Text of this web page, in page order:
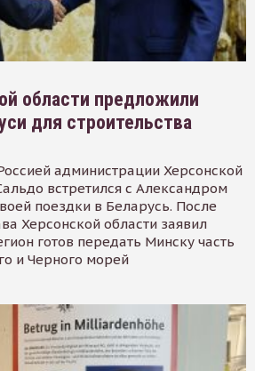
области предложили
для строительства
администрации Херсонской
встретился с Александром
поездки в Беларусь. После
Херсонской области заявил
готов передать Минску часть
и Черного морей